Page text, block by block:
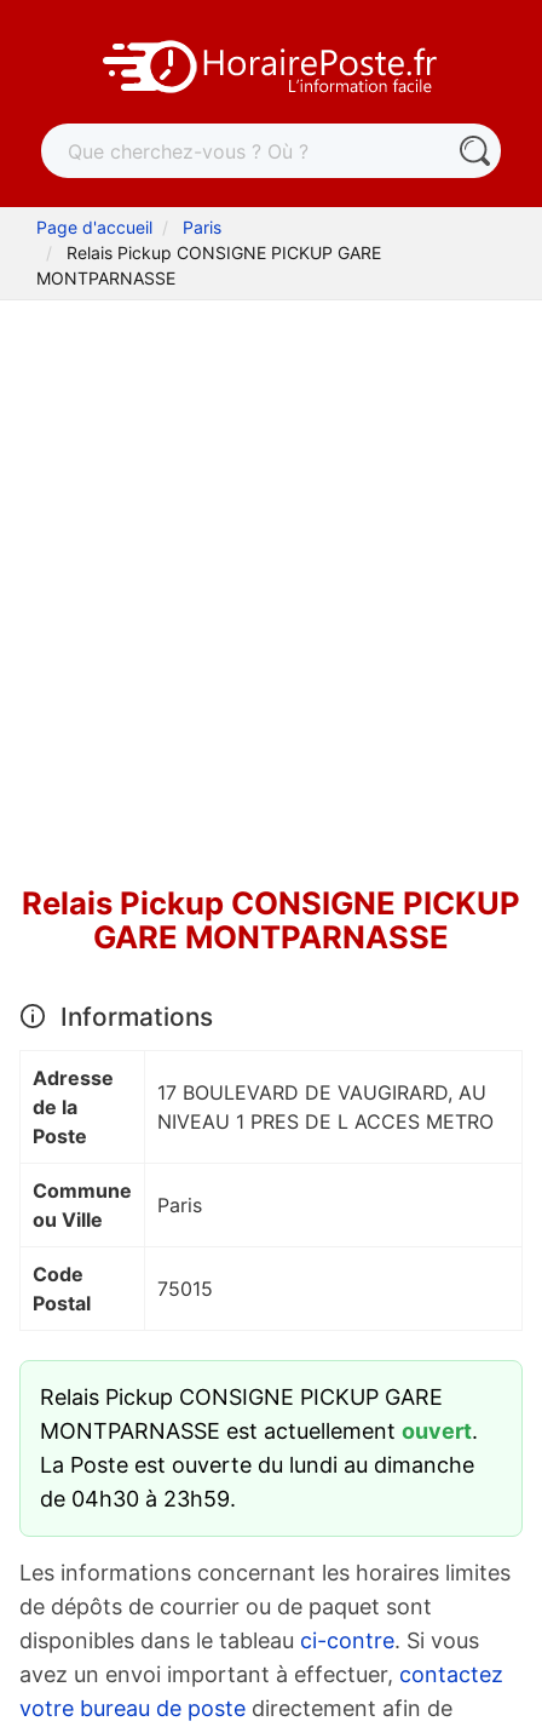
Page d'accueil
Paris
Relais Pickup CONSIGNE PICKUP GARE
MONTPARNASSE
Relais Pickup CONSIGNE PICKUP
GARE MONTPARNASSE
Informations
Adresse
de la
Poste
17 BOULEVARD DE VAUGIRARD, AU
NIVEAU 1 PRES DE L ACCES METRO
Commune
ou Ville
Paris
Code
Postal
75015
Relais Pickup CONSIGNE PICKUP GARE
MONTPARNASSE est actuellement ouvert.
La Poste est ouverte du lundi au dimanche
de 04h30 à 23h59.
Les informations concernant les horaires limites
de dépôts de courrier ou de paquet sont
disponibles dans le tableau ci-contre. Si vous
avez un envoi important à effectuer, contactez
votre bureau de poste directement afin de